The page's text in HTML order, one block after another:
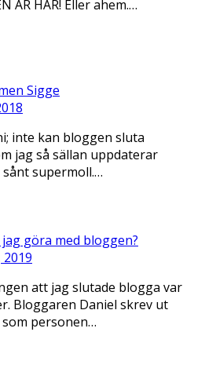
ÄR HÄR! Eller ahem.…
Sigge
inte kan bloggen sluta
jag så sällan uppdaterar
supermoll.…
jag göra med bloggen?
2019
att jag slutade blogga var
Bloggaren Daniel skrev ut
som personen…